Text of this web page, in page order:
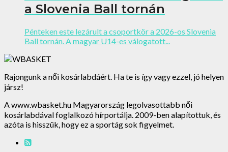
a Slovenia Ball tornán
Pénteken este lezárult a csoportkör a 2026-os Slovenia
Ball tornán. A magyar U14-es válogatott...
Rajongunk a női kosárlabdáért. Ha te is így vagy ezzel, jó helyen
jársz!
A www.wbasket.hu Magyarország legolvasottabb női
kosárlabdával foglalkozó hírportálja. 2009-ben alapítottuk, és
azóta is hisszük, hogy ez a sportág sok figyelmet.